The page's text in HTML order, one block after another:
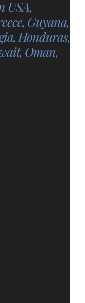
USA,
Guyana,
Honduras,
Oman,